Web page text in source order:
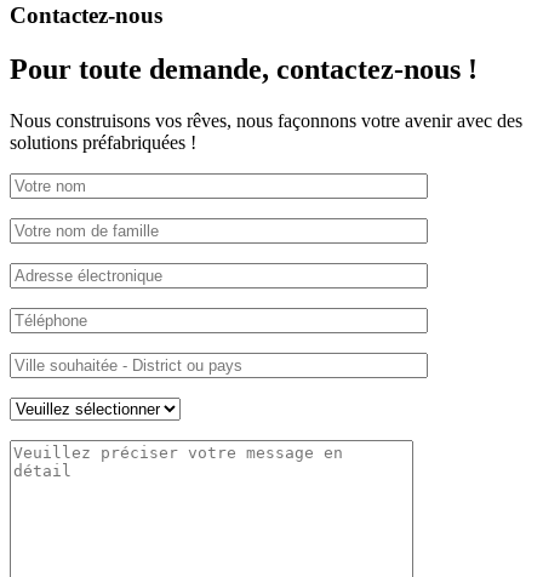
Texte de clarification du KVKK et protection de la vie privée
İletişim
Contactez-nous
Pour toute demande,
Nous construisons vos rêves, nous façonnons votre avenir avec des
solutions préfabriquées !